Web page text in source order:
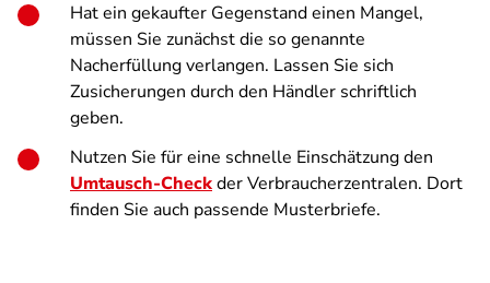
Hat ein gekaufter Gegenstand einen Mangel,
müssen Sie zunächst die so genannte
Nacherfüllung verlangen. Lassen Sie sich
Zusicherungen durch den Händler schriftlich
geben.
Nutzen Sie für eine schnelle Einschätzung den
Umtausch-Checkder Verbraucherzentralen. Dort
finden Sie auch passende Musterbriefe.